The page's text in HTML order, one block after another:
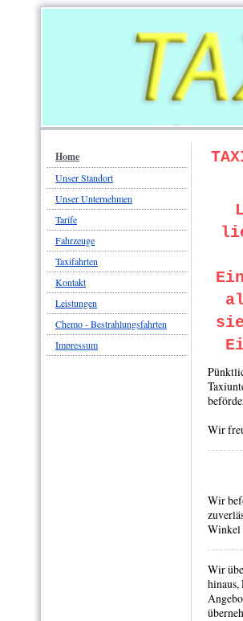
Home
Unser Standort
Unser Unternehmen
Tarife
Fahrzeuge
Taxifahrten
Kontakt
Leistungen
Chemo - Bestrahlungsfahrten
Impressum
Wir
Wir
Winkel
Wir
hinaus,